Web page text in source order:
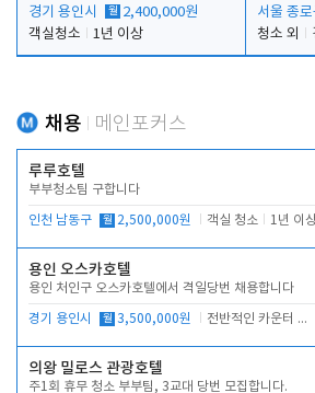
경기 용인시 월 2,400,000원
객실청소
1년 이상
서울 종로
청소 외
채용 메인포커스
루루호텔
부부청소팀 구합니다
인천 남동구 월 2,500,000원 객실 청소 1년 이
용인 오스카호텔
용인 처인구 오스카호텔에서 격일당번 채용합니다
경기 용인시 월 3,500,000원 전반적인 카운터 업무
의왕 밀로스 관광호텔
주1회 휴무 청소 부부팀, 3교대 당번 모집합니다.